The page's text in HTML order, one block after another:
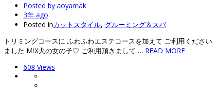
Posted by aoyamak
3年 ago
Posted inカットスタイル, グルーミング＆スパ
トリミングコースに ふわふわエステコースを加えて ご利用ください
ました MIX犬の女の子♡ ご利用頂きまして … READ MORE
608 Views